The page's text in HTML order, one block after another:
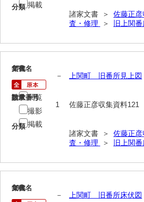
岸浩文庫
岸村家文書
木梨家文書
木原家文書
木村家文書
木村一人文書
清川家文書
分類
諸家文書 ＞ 佐藤正
査・修理
＞ 旧上関
掲載
17
文書名
上関町 旧番所見上図
請求番号
佐藤正彦収集資料121
分類
諸家文書 ＞ 佐藤正
査・修理
＞ 旧上関
年代
－
数量
1
閲覧
撮影
掲載
18
文書名
上関町 旧番所床伏図
年代
－